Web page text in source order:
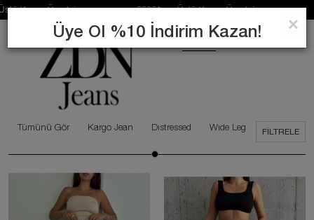
2000₺ ve Üstü Kargo Ücretsiz 2000₺ ve Üstü
Tümünü Gör Kargo Jean Dıstressed Wıde Leg Cropped
FILTRELE
×
Üye Ol %10 İndirim Kazan!